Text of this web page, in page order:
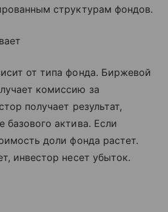
структурам фондов.
от типа фонда. Биржевой
комиссию за
получает результат,
базового актива. Если
доли фонда растет.
инвестор несет убыток.